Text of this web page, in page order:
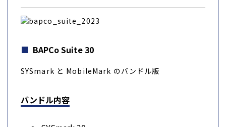
BAPCo Suite 30
SYSmark と MobileMark のバンドル版
バンドル内容